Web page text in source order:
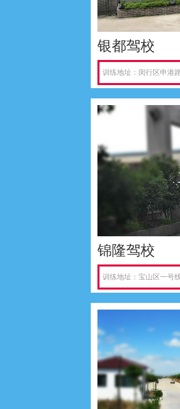
银都驾校
训练地址：闵行区申港
锦隆驾校
训练地址：宝山区一号